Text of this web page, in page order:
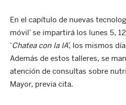
En el capítulo de nuevas
móvil’ se impartirá los lunes 5,
‘Chatea con la IA’, los mismos
Además de estos talleres, se
atención de consultas sobre
Mayor, previa cita.